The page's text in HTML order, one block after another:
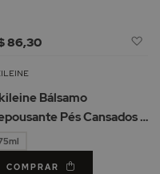
86,30
Bálsamo
Pés Cansados e
COMPRAR